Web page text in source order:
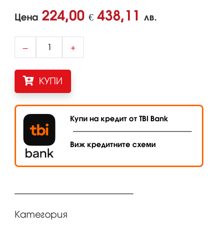
Цена 224,00 € 438,11 лв.
– +
КУПИ
Купи на кредит от TBI Bank
Виж кредитните схеми
Категория